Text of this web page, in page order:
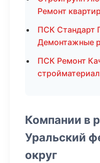
Ремонт квартир
ПСК Стандарт
Демонтажные
ПСК Ремонт
Компании в
Уральский
округ